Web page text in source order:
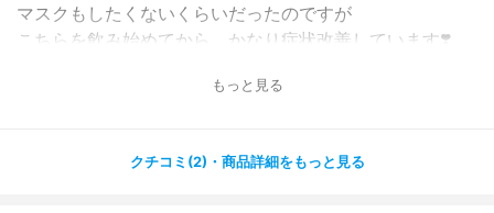
マスクもしたくないくらいだったのですが
こちらを飲み始めてから、かなり症状改善しています❣️
疲れてくると口元があの例のピリピリっとくるのですが、
ず、ゆっくりですが治っていきます！！
もっと見る
クチコミ(2)・商品詳細をもっと見る